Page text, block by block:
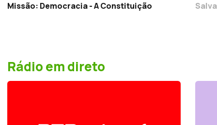
Missão: Democracia - A Constituição
Rádio em direto